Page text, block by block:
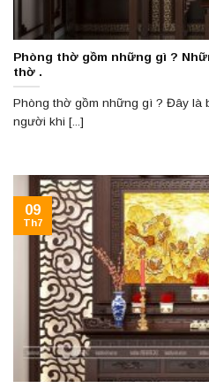
Phòng thờ gồm những gì ?
thờ .
Phòng thờ gồm những gì ? Đây là
người khi [...]
09
Th7